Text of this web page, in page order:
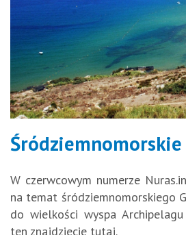
Śródziemnomorskie
W czerwcowym numerze
na temat śródziemnomorskiego
do wielkości wyspa
ten znajdziecie tutaj.